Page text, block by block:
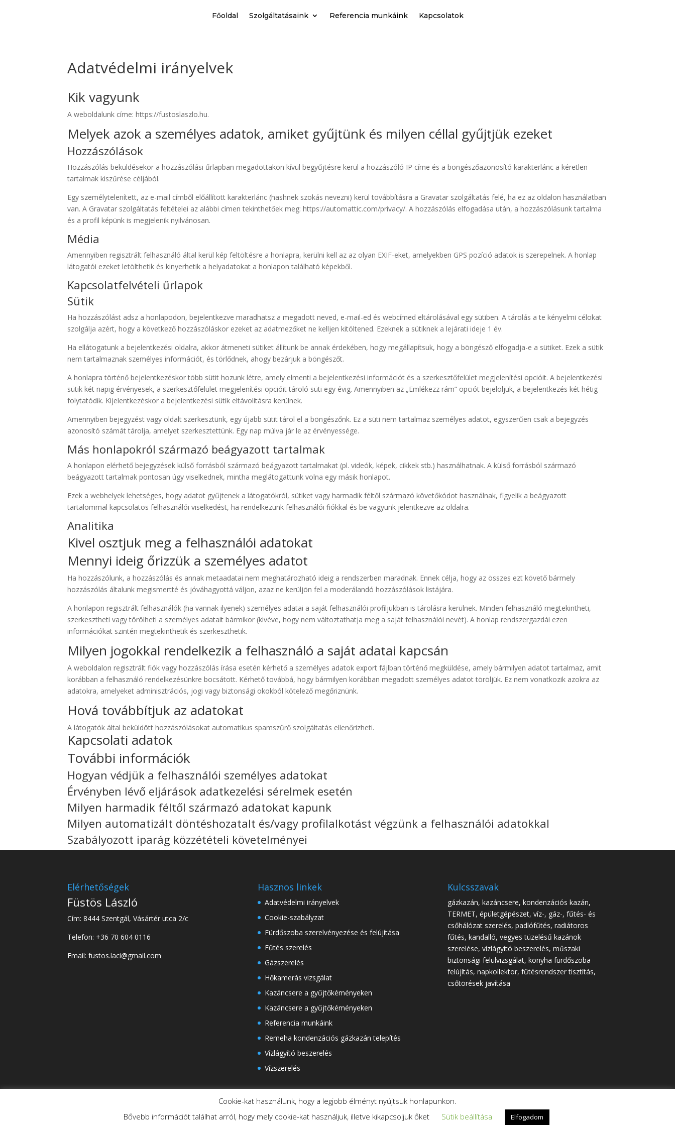
Főoldal Szolgáltatásaink Referencia munkáink Kapcsolatok
Adatvédelmi irányelvek
Kik vagyunk
A weboldalunk címe: https://fustoslaszlo.hu.
Melyek azok a személyes adatok, amiket gyűjtünk és milyen céllal gyűjtjük ezeket
Hozzászólások
Hozzászólás beküldésekor a hozzászólási űrlapban megadottakon kívül begyűjtésre kerül a hozzászóló IP címe és a böngészőazonosító karakterlánc a kéretlen
tartalmak kiszűrése céljából.
Egy személytelenített, az e-mail címből előállított karakterlánc (hashnek szokás nevezni) kerül továbbításra a Gravatar szolgáltatás felé, ha ez az oldalon használatban
van. A Gravatar szolgáltatás feltételei az alábbi címen tekinthetőek meg: https://automattic.com/privacy/. A hozzászólás elfogadása után, a hozzászólásunk tartalma
és a profil képünk is megjelenik nyilvánosan.
Média
Amennyiben regisztrált felhasználó által kerül kép feltöltésre a honlapra, kerülni kell az az olyan EXIF-eket, amelyekben GPS pozíció adatok is szerepelnek. A honlap
látogatói ezeket letölthetik és kinyerhetik a helyadatokat a honlapon található képekből.
Kapcsolatfelvételi űrlapok
Sütik
Ha hozzászólást adsz a honlapodon, bejelentkezve maradhatsz a megadott neved, e-mail-ed és webcímed eltárolásával egy sütiben. A tárolás a te kényelmi célokat
szolgálja azért, hogy a következő hozzászóláskor ezeket az adatmezőket ne kelljen kitöltened. Ezeknek a sütiknek a lejárati ideje 1 év.
Ha ellátogatunk a bejelentkezési oldalra, akkor átmeneti sütiket állítunk be annak érdekében, hogy megállapítsuk, hogy a böngésző elfogadja-e a sütiket. Ezek a sütik
nem tartalmaznak személyes információt, és törlődnek, ahogy bezárjuk a böngészőt.
A honlapra történő bejelentkezéskor több sütit hozunk létre, amely elmenti a bejelentkezési információt és a szerkesztőfelület megjelenítési opcióit. A bejelentkezési
sütik két napig érvényesek, a szerkesztőfelület megjelenítési opcióit tároló süti egy évig. Amennyiben az „Emlékezz rám” opciót bejelöljük, a bejelentkezés két hétig
folytatódik. Kijelentkezéskor a bejelentkezési sütik eltávolításra kerülnek.
Amennyiben bejegyzést vagy oldalt szerkesztünk, egy újabb sütit tárol el a böngészőnk. Ez a süti nem tartalmaz személyes adatot, egyszerűen csak a bejegyzés
azonosító számát tárolja, amelyet szerkesztettünk. Egy nap múlva jár le az érvényessége.
Más honlapokról származó beágyazott tartalmak
A honlapon elérhető bejegyzések külső forrásból származó beágyazott tartalmakat (pl. videók, képek, cikkek stb.) használhatnak. A külső forrásból származó
beágyazott tartalmak pontosan úgy viselkednek, mintha meglátogattunk volna egy másik honlapot.
Ezek a webhelyek lehetséges, hogy adatot gyűjtenek a látogatókról, sütiket vagy harmadik féltől származó követőkódot használnak, figyelik a beágyazott
tartalommal kapcsolatos felhasználói viselkedést, ha rendelkezünk felhasználói fiókkal és be vagyunk jelentkezve az oldalra.
Analitika
Kivel osztjuk meg a felhasználói adatokat
Mennyi ideig őrizzük a személyes adatot
Ha hozzászólunk, a hozzászólás és annak metaadatai nem meghatározható ideig a rendszerben maradnak. Ennek célja, hogy az összes ezt követő bármely
hozzászólás általunk megismertté és jóváhagyottá váljon, azaz ne kerüljön fel a moderálandó hozzászólások listájára.
A honlapon regisztrált felhasználók (ha vannak ilyenek) személyes adatai a saját felhasználói profiljukban is tárolásra kerülnek. Minden felhasználó megtekintheti,
szerkesztheti vagy törölheti a személyes adatait bármikor (kivéve, hogy nem változtathatja meg a saját felhasználói nevét). A honlap rendszergazdái ezen
információkat szintén megtekinthetik és szerkeszthetik.
Milyen jogokkal rendelkezik a felhasználó a saját adatai kapcsán
A weboldalon regisztrált fiók vagy hozzászólás írása esetén kérhető a személyes adatok export fájlban történő megküldése, amely bármilyen adatot tartalmaz, amit
korábban a felhasználó rendelkezésünkre bocsátott. Kérhető továbbá, hogy bármilyen korábban megadott személyes adatot töröljük. Ez nem vonatkozik azokra az
adatokra, amelyeket adminisztrációs, jogi vagy biztonsági okokból kötelező megőriznünk.
Hová továbbítjuk az adatokat
A látogatók által beküldött hozzászólásokat automatikus spamszűrő szolgáltatás ellenőrizheti.
Kapcsolati adatok
További információk
Hogyan védjük a felhasználói személyes adatokat
Érvényben lévő eljárások adatkezelési sérelmek esetén
Milyen harmadik féltől származó adatokat kapunk
Milyen automatizált döntéshozatalt és/vagy profilalkotást végzünk a felhasználói adatokkal
Szabályozott iparág közzétételi követelményei
Elérhetőségek
Füstös László
Cím: 8444 Szentgál, Vásártér utca 2/c
Telefon: +36 70 604 0116
Email: fustos.laci@gmail.com
Hasznos linkek
Adatvédelmi irányelvek
Cookie-szabályzat
Fürdőszoba szerelvényezése és felújítása
Fűtés szerelés
Gázszerelés
Hőkamerás vizsgálat
Kazáncsere a gyűjtőkéményeken
Kazáncsere a gyűjtőkéményeken
Referencia munkáink
Remeha kondenzációs gázkazán telepítés
Vízlágyító beszerelés
Vízszerelés
Kulcsszavak
gázkazán, kazáncsere, kondenzációs kazán,
TERMET, épületgépészet, víz-, gáz-, fűtés- és
csőhálózat szerelés, padlófűtés, radiátoros
fűtés, kandalló, vegyes tüzelésű kazánok
szerelése, vízlágyító beszerelés, műszaki
biztonsági felülvizsgálat, konyha fürdőszoba
felújítás, napkollektor, fűtésrendszer tisztítás,
csőtörések javítása
Minden jog fenntartva! © 2026
Cookie-kat használunk, hogy a legjobb élményt nyújtsuk honlapunkon.
Bővebb információt találhat arról, hogy mely cookie-kat használjuk, illetve kikapcsoljuk őket
Sütik beállítása Elfogadom